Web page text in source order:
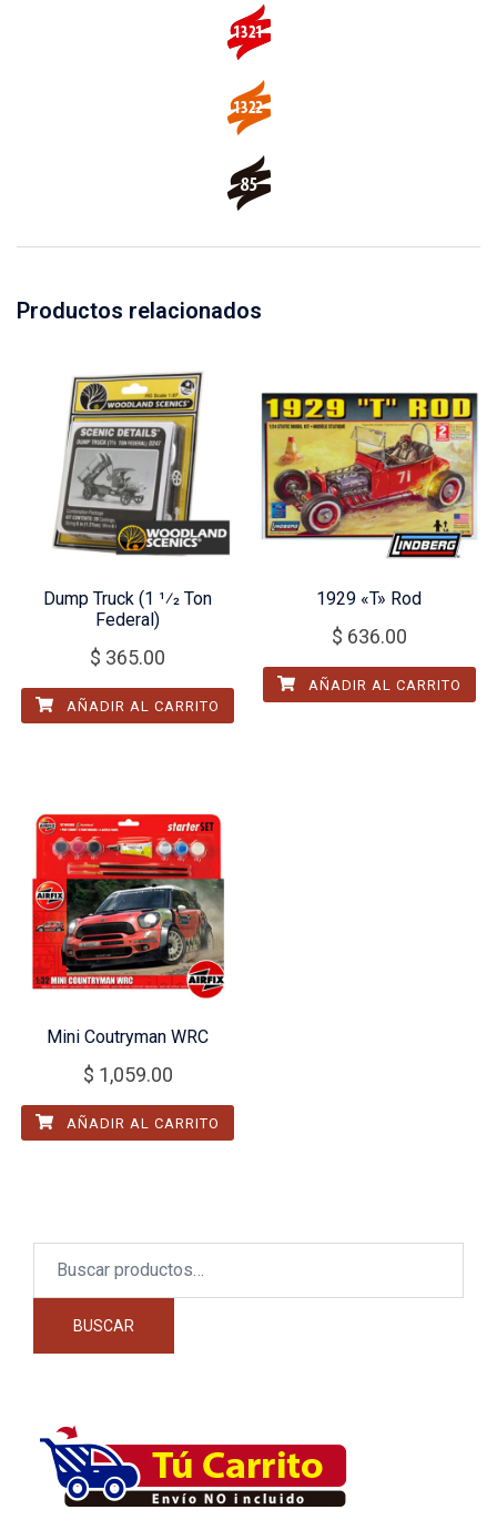
Productos relacionados
Dump Truck (1 1⁄2 Ton
Federal)
$ 365.00
AÑADIR AL CARRITO
1929 «T» Rod
$ 636.00
AÑADIR AL CARRITO
Mini Coutryman WRC
$ 1,059.00
AÑADIR AL CARRITO
BUSCAR